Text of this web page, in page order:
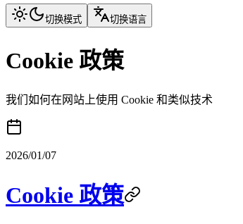
切换模式 切换语言
Cookie 政策
我们如何在网站上使用 Cookie 和类似技术
2026/01/07
Cookie 政策